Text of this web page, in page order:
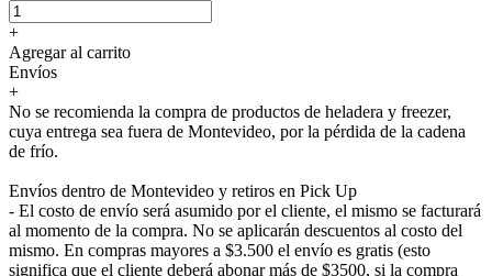
+
Agregar al carrito
Envíos
+
No se recomienda la compra de productos de heladera y freezer,
cuya entrega sea fuera de Montevideo, por la pérdida de la cadena
de frío.
Envíos dentro de Montevideo y retiros en Pick Up
- El costo de envío será asumido por el cliente, el mismo se facturará
al momento de la compra. No se aplicarán descuentos al costo del
mismo. En compras mayores a $3.500 el envío es gratis (esto
significa que el cliente deberá abonar más de $3500, si la compra